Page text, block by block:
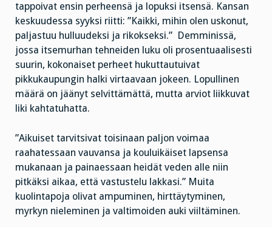
tappoivat ensin perheensä ja lopuksi itsensä. Kansan
keskuudessa syyksi riitti: ”Kaikki, mihin olen uskonut,
paljastuu hulluudeksi ja rikokseksi.” Demminissä,
jossa itsemurhan tehneiden luku oli prosentuaalisesti
suurin, kokonaiset perheet hukuttautuivat
pikkukaupungin halki virtaavaan jokeen. Lopullinen
määrä on jäänyt selvittämättä, mutta arviot liikkuvat
liki kahtatuhatta.
”Aikuiset tarvitsivat toisinaan paljon voimaa
raahatessaan vauvansa ja kouluikäiset lapsensa
mukanaan ja painaessaan heidät veden alle niin
pitkäksi aikaa, että vastustelu lakkasi.” Muita
kuolintapoja olivat ampuminen, hirttäytyminen,
myrkyn nieleminen ja valtimoiden auki viiltäminen.